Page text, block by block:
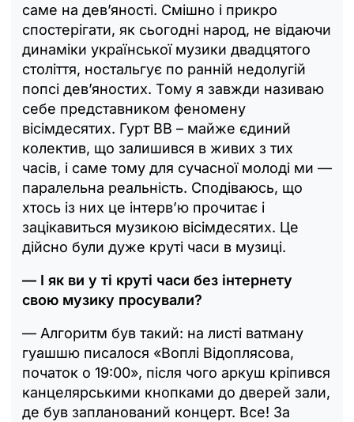
саме на дев’яності. Смішно і прикро
спостерігати, як сьогодні народ, не відаючи
динаміки української музики двадцятого
століття, ностальгує по ранній недолугій
попсі дев’яностих. Тому я завжди називаю
себе представником феномену
вісімдесятих. Гурт ВВ – майже єдиний
колектив, що залишився в живих з тих
часів, і саме тому для сучасної молоді ми —
паралельна реальність. Сподіваюсь, що
хтось із них це інтервʼю прочитає і
зацікавиться музикою вісімдесятих. Це
дійсно були дуже круті часи в музиці.
— І як ви у ті круті часи без інтернету
свою музику просували?
— Алгоритм був такий: на листі ватману
гуашшю писалося «Воплі Відоплясова,
початок о 19:00», після чого аркуш кріпився
канцелярськими кнопками до дверей зали,
де був запланований концерт. Все! За